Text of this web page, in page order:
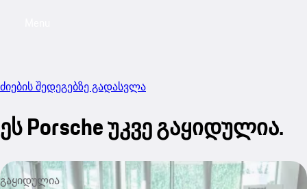
ძიების შედეგებზე გადასვლა
ეს Porsche უკვე გაყიდულია.
გაყიდულია